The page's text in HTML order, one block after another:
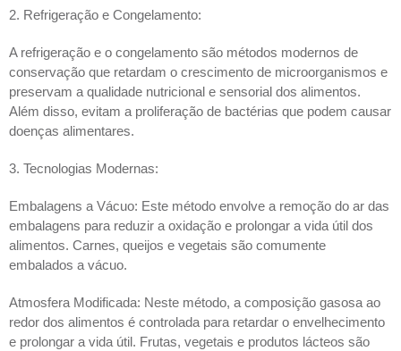
2. Refrigeração e Congelamento:
A refrigeração e o congelamento são métodos modernos de
conservação que retardam o crescimento de microorganismos e
preservam a qualidade nutricional e sensorial dos alimentos.
Além disso, evitam a proliferação de bactérias que podem causar
doenças alimentares.
3. Tecnologias Modernas:
Embalagens a Vácuo: Este método envolve a remoção do ar das
embalagens para reduzir a oxidação e prolongar a vida útil dos
alimentos. Carnes, queijos e vegetais são comumente
embalados a vácuo.
Atmosfera Modificada: Neste método, a composição gasosa ao
redor dos alimentos é controlada para retardar o envelhecimento
e prolongar a vida útil. Frutas, vegetais e produtos lácteos são